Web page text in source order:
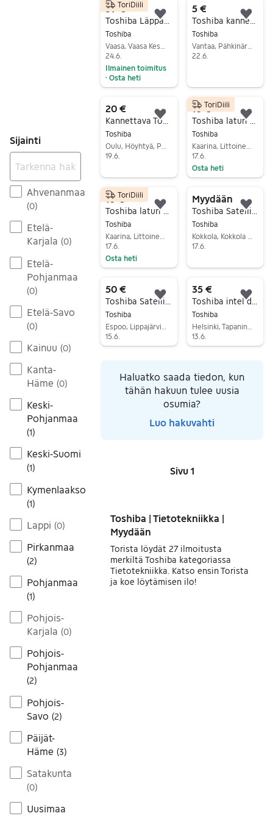
Sijainti
Ahvenanmaa
(0)
Etelä-
Karjala (0)
Etelä-
Pohjanmaa
(0)
Etelä-Savo
(0)
Kainuu (0)
Kanta-
Häme (0)
Keski-
Pohjanmaa
(1)
Keski-Suomi
(1)
Kymenlaakso
(1)
Lappi (0)
Pirkanmaa
(2)
Pohjanmaa
(1)
Pohjois-
Karjala (0)
Pohjois-
Pohjanmaa
(2)
Pohjois-
Savo (2)
Päijät-
Häme (3)
Satakunta
(0)
Uusimaa
59 €
Toshiba
24.6.
Ilmainen toimitus
• Osta heti
ToriDiili
Lisää suosikiksi.
5 €
Toshiba
Vantaa, Pähkinärinne, Uusimaa
22.6.
20 €
Toshiba
19.6.
Lisää suosikiksi.
10 €
Toshiba
17.6.
Osta heti
ToriDiili
10 €
Toshiba
17.6.
Osta heti
ToriDiili
Lisää suosikiksi.
Myydään
Toshiba
17.6.
50 €
Toshiba
15.6.
Lisää suosikiksi.
35 €
Toshiba
Helsinki, Tapaninvainio, Uusimaa
13.6.
Haluatko saada tiedon, kun
tähän hakuun tulee uusia
osumia?
Luo hakuvahti
Sivut
Sivu 1
Toshiba | Tietotekniikka |
Myydään
Torista löydät 27 ilmoitusta
merkiltä Toshiba kategoriassa
Tietotekniikka. Katso ensin Torista
ja koe löytämisen ilo!